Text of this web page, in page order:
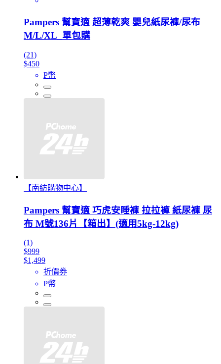
Pampers 幫寶適 超薄乾爽 嬰兒紙尿褲/尿布
M/L/XL_單包購
(21)
$450
P幣
【南紡購物中心】
Pampers 幫寶適 巧虎安睡褲 拉拉褲 紙尿褲 尿
布 M號136片【箱出】(適用5kg-12kg)
(1)
$999
$1,499
折價券
P幣